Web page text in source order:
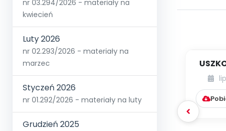
nr 03.294/2026 - materiały na
kwiecień
Luty 2026
nr 02.293/2026 - materiały na
marzec
Styczeń 2026
nr 01.292/2026 - materiały na luty
Grudzień 2025